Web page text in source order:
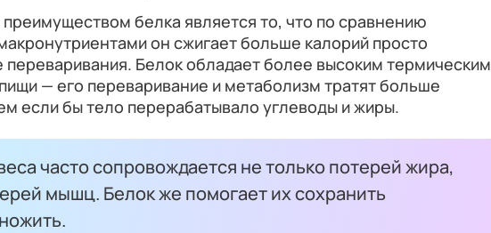
белка является то, что по сравнению
он сжигает больше калорий просто
переваривания. Белок обладает более высоким термическим
— его переваривание и метаболизм тратят больше
если бы тело перерабатывало углеводы и жиры.
часто сопровождается не только потерей жира,
мышц. Белок же помогает их сохранить